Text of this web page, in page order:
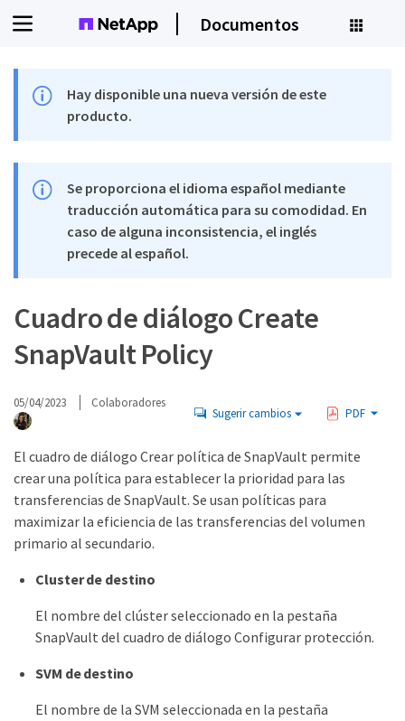
Documentos
Hay disponible una nueva versión de este
producto.
Se proporciona el idioma español mediante
traducción automática para su comodidad. En
caso de alguna inconsistencia, el inglés
precede al español.
Cuadro de diálogo Create
SnapVault Policy
05/04/2023 Colaboradores
Sugerir cambios PDF
El cuadro de diálogo Crear política de SnapVault permite
crear una política para establecer la prioridad para las
transferencias de SnapVault. Se usan políticas para
maximizar la eficiencia de las transferencias del volumen
primario al secundario.
Cluster de destino
El nombre del clúster seleccionado en la pestaña
SnapVault del cuadro de diálogo Configurar protección.
SVM de destino
El nombre de la SVM seleccionada en la pestaña